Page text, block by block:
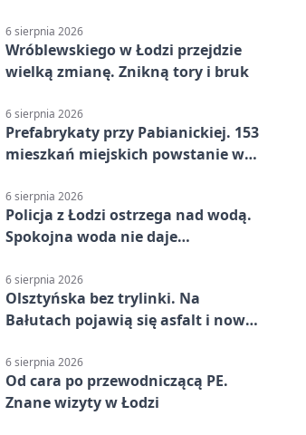
6 sierpnia 2026
Wróblewskiego w Łodzi przejdzie
wielką zmianę. Znikną tory i bruk
6 sierpnia 2026
Prefabrykaty przy Pabianickiej. 153
mieszkań miejskich powstanie w
6 sierpnia 2026
Policja z Łodzi ostrzega nad wodą.
Spokojna woda nie daje
6 sierpnia 2026
Olsztyńska bez trylinki. Na
Bałutach pojawią się asfalt i nowe
6 sierpnia 2026
Od cara po przewodniczącą PE.
Znane wizyty w Łodzi